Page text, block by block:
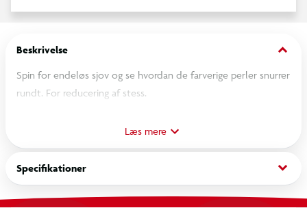
Beskrivelse keyboard_arrow_down
Spin for endeløs sjov og se hvordan de farverige perler snurrer
rundt. For reducering af stess.
Produktets dimension: 5,8 x 5,8 x 2 cm
OBS! Varen er assorteret, og en bestemt variant kan ikke
garanteres.
Læs mere
Specifikationer keyboard_arrow_down